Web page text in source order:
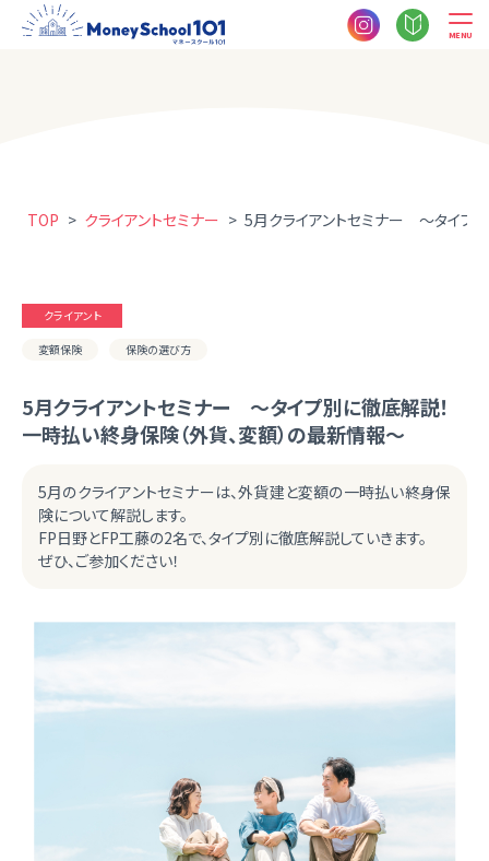
MENU
TOP > クライアントセミナー > 5月クライアントセミナー ～タイプ
クライアント
変額保険 保険の選び方
5月クライアントセミナー ～タイプ別に徹底解説！
一時払い終身保険（外貨、変額）の最新情報～
5月のクライアントセミナーは、外貨建と変額の一時払い終身保
険について解説します。
FP日野とFP工藤の2名で、タイプ別に徹底解説していきます。
ぜひ、ご参加ください！